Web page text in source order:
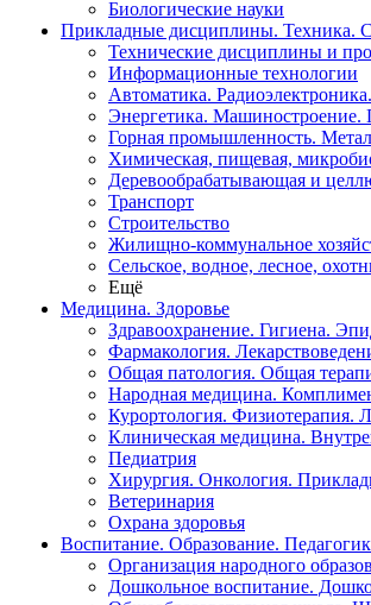
Биологические науки
Прикладные дисциплины. Техника.
Технические дисциплины и
Информационные технологии
Автоматика.
Энергетика. Машиностроение.
Горная промышленность.
Химическая, пищевая,
Деревообрабатывающая и
Транспорт
Строительство
Жилищно-коммунальное
Сельское, водное, лесное,
Ещё
Медицина. Здоровье
Здравоохранение. Гигиена.
Фармакология.
Общая патология. Общая
Народная медицина.
Курортология. Физиотерапия.
Клиническая медицина.
Педиатрия
Хирургия. Онкология.
Ветеринария
Охрана здоровья
Воспитание. Образование.
Организация народного
Дошкольное воспитание.